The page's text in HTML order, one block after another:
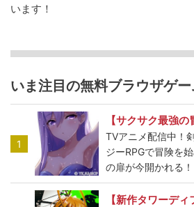
います！
いま注目の無料ブラウザゲー
1
【サクサク最強の
TVアニメ配信中！
ジーRPGで冒険を
の扉が今開かれる！
【新作タワーディ